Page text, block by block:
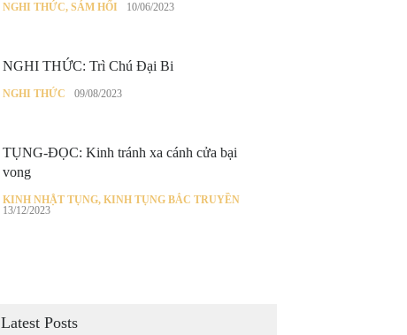
NGHI THỨC, SÁM HỐI 10/06/2023
NGHI THỨC: Trì Chú Đại Bi
NGHI THỨC 09/08/2023
TỤNG-ĐỌC: Kinh tránh xa cánh cửa bại
vong
KINH NHẬT TỤNG, KINH TỤNG BẮC TRUYỀN
13/12/2023
Latest Posts